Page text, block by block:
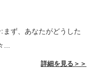
まず、あなたがどうした
...
詳細を見る＞＞